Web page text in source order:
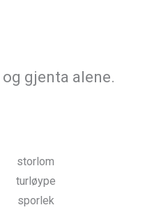
gjenta alene.
storlom
turløype
sporlek